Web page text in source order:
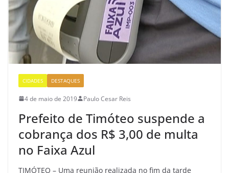
CIDADES DESTAQUES
4 de maio de 2019 Paulo Cesar Reis
Prefeito de Timóteo suspende a
cobrança dos R$ 3,00 de multa
no Faixa Azul
TIMÓTEO – Uma reunião realizada no fim da tarde